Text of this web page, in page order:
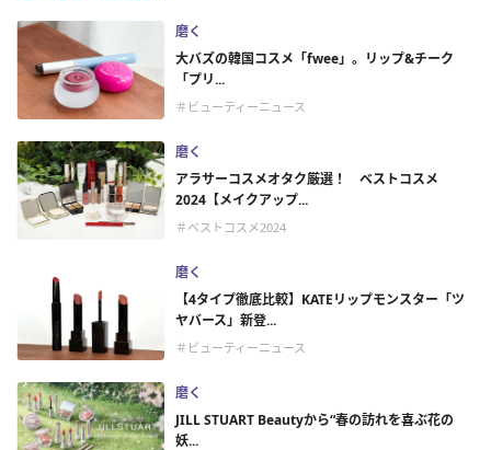
磨く
大バズの韓国コスメ「fwee」。リップ&チーク
「プリ...
＃ビューティーニュース
磨く
アラサーコスメオタク厳選！ ベストコスメ
2024【メイクアップ...
＃ベストコスメ2024
磨く
【4タイプ徹底比較】KATEリップモンスター「ツ
ヤバース」新登...
＃ビューティーニュース
磨く
JILL STUART Beautyから“春の訪れを喜ぶ花の
妖...